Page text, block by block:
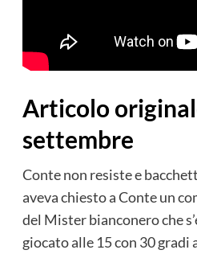
Articolo
settembre
Conte non resiste e
aveva chiesto a Conte un
del Mister bianconero che
giocato alle 15 con 30